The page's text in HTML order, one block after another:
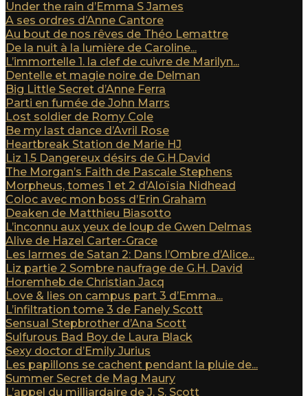
Under the rain d’Emma S James
A ses ordres d’Anne Cantore
Au bout de nos rêves de Théo Lemattre
De la nuit à la lumière de Caroline...
L’immortelle 1. la clef de cuivre de Marilyn...
Dentelle et magie noire de Delman
Big Little Secret d’Anne Ferra
Parti en fumée de John Marrs
Lost soldier de Romy Cole
Be my last dance d’Avril Rose
Heartbreak Station de Marie HJ
Liz 1.5 Dangereux désirs de G.H.David
The Morgan’s Faith de Pascale Stephens
Morpheus, tomes 1 et 2 d’Aloïsia Nidhead
Coloc avec mon boss d’Erin Graham
Deaken de Matthieu Biasotto
L’inconnu aux yeux de loup de Gwen Delmas
Alive de Hazel Carter-Grace
Les larmes de Satan 2: Dans l’Ombre d’Alice...
Liz partie 2 Sombre naufrage de G.H. David
Horemheb de Christian Jacq
Love & lies on campus part 3 d’Emma...
L’infiltration tome 3 de Fanely Scott
Sensual Stepbrother d’Ana Scott
Sulfurous Bad Boy de Laura Black
Sexy doctor d’Emily Jurius
Les papillons se cachent pendant la pluie de...
Summer Secret de Mag Maury
L’appel du milliardaire de J. S. Scott